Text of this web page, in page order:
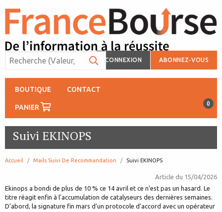
CONNEXION ABONNEZ-VOUS
BOUTIQUE CONTACT
PANIER 0
Suivi EKINOPS
Accueil Mails Suivi De Recommandation page:
Suivi EKINOPS
Article du 15/04/2026
Ekinops a bondi de plus de 10 % ce 14 avril et ce n’est pas un hasard. Le
titre réagit enfin à l’accumulation de catalyseurs des dernières semaines.
D’abord, la signature fin mars d’un protocole d’accord avec un opérateur